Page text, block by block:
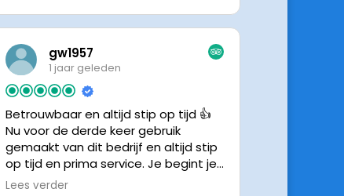
gw1957
1 jaar geleden
Betrouwbaar en altijd stip op tijd 👍
Nu voor de derde keer gebruik
gemaakt van dit bedrijf en altijd stip
op tijd en prima service. Je begint je
vakantie zonder zorgen iig. 👍👍
Lees verder